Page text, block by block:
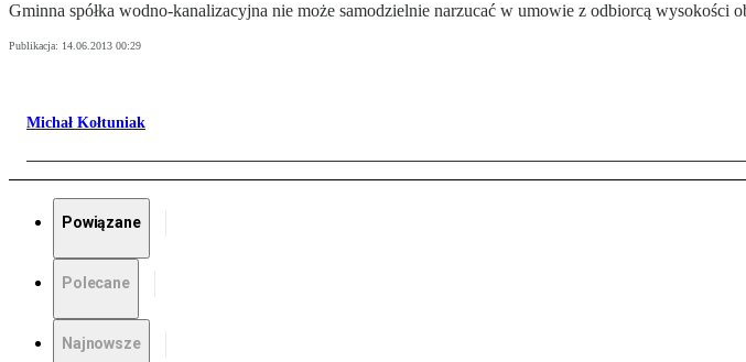
Gminna spółka wodno-kanalizacyjna nie może samodzielnie narzucać w umowie z odbiorcą wysokości
Publikacja: 14.06.2013 00:29
Michał Kołtuniak
Powiązane
Polecane
Najnowsze